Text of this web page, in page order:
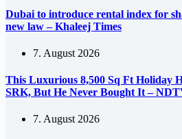
Dubai to introduce rental index for
new law – Khaleej Times
7. August 2026
This Luxurious 8,500 Sq Ft Holiday
SRK, But He Never Bought It –
7. August 2026